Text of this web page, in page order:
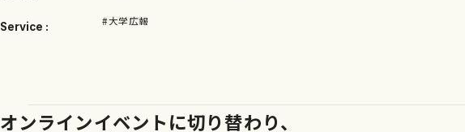
Service : #大学広報
オンラインイベントに切り替わり、